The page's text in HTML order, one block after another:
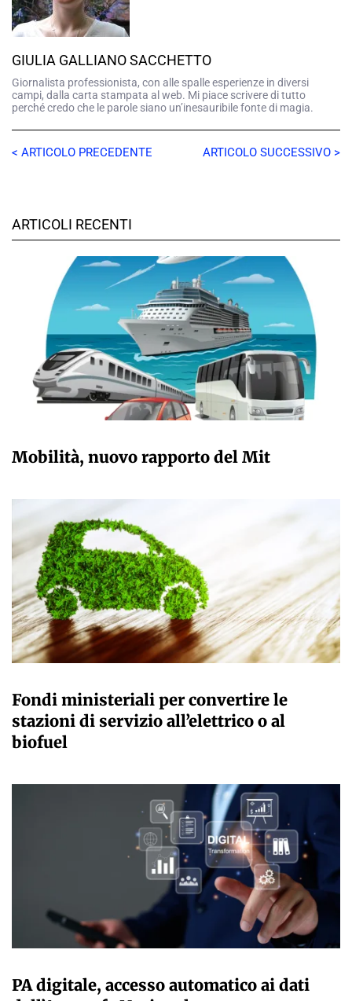
GIULIA GALLIANO SACCHETTO
Giornalista professionista, con alle spalle esperienze in diversi
campi, dalla carta stampata al web. Mi piace scrivere di tutto
perché credo che le parole siano un’inesauribile fonte di magia.
< ARTICOLO PRECEDENTE ARTICOLO SUCCESSIVO >
ARTICOLI RECENTI
Mobilità, nuovo rapporto del Mit
Fondi ministeriali per convertire le
stazioni di servizio all’elettrico o al
biofuel
PA digitale, accesso automatico ai dati